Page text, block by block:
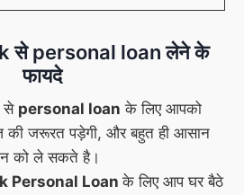
से personal loan लेने के
फायदे
personal loan के लिए आपको
की जरूरत पड़ेगी, और बहुत ही आसान
को ले सकते है।
Personal Loanके लिए आप घर बैठे